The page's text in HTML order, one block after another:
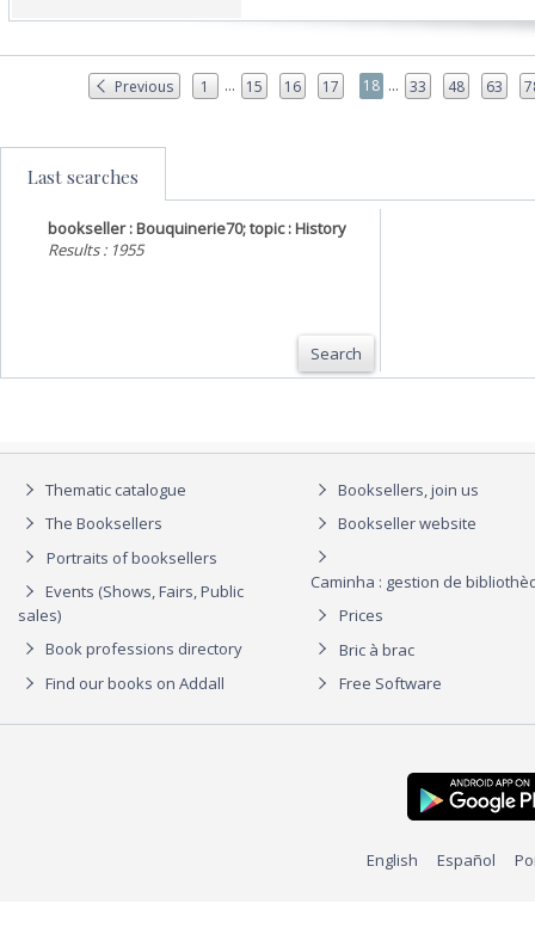
Previous 1 ... 15 16 17 18 ... 33 48 63
Last searches
bookseller : Bouquinerie70; topic : History
Results : 1955
Search
Thematic catalogue
The Booksellers
Portraits of booksellers
Events (Shows, Fairs, Public
sales)
Book professions directory
Find our books on Addall
Booksellers, join us
Bookseller website
Caminha : gestion de
Prices
Bric à brac
Free Software
English Español